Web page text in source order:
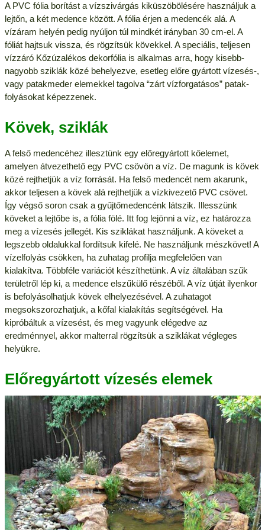
A PVC fólia borítást a vízszivárgás kiküszöbölésére használjuk a
lejtőn, a két medence között. A fólia érjen a medencék alá. A
vízáram helyén pedig nyúljon túl mindkét irányban 30 cm-el. A
fóliát hajtsuk vissza, és rögzítsük kövekkel. A speciális, teljesen
vízzáró Kőzúzalékos dekorfólia is alkalmas arra, hogy kisebb-
nagyobb sziklák közé behelyezve, esetleg előre gyártott vízesés-,
vagy patakmeder elemekkel tagolva “zárt vízforgatásos” patak-
folyásokat képezzenek.
Kövek, sziklák
A felső medencéhez illesztünk egy előregyártott kőelemet,
amelyen átvezethető egy PVC csövön a víz. De magunk is kövek
közé rejthetjük a víz forrását. Ha felső medencét nem akarunk,
akkor teljesen a kövek alá rejthetjük a vízkivezető PVC csövet.
Így végső soron csak a gyűjtőmedencénk látszik. Illesszünk
köveket a lejtőbe is, a fólia fölé. Itt fog lejönni a víz, ez határozza
meg a vízesés jellegét. Kis sziklákat használjunk. A köveket a
legszebb oldalukkal fordítsuk kifelé. Ne használjunk mészkövet! A
vízelfolyás csökken, ha zuhatag profilja megfelelően van
kialakítva. Többféle variációt készíthetünk. A víz általában szűk
területről lép ki, a medence elszűkülő részéből. A víz útját ilyenkor
is befolyásolhatjuk kövek elhelyezésével. A zuhatagot
megsokszorozhatjuk, a kőfal kialakítás segítségével. Ha
kipróbáltuk a vízesést, és meg vagyunk elégedve az
eredménnyel, akkor malterral rögzítsük a sziklákat végleges
helyükre.
Előregyártott vízesés elemek